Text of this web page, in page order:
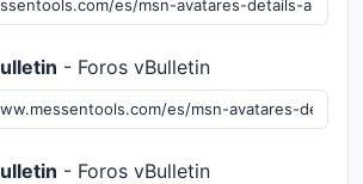
- Foros vBulletin
- Foros vBulletin